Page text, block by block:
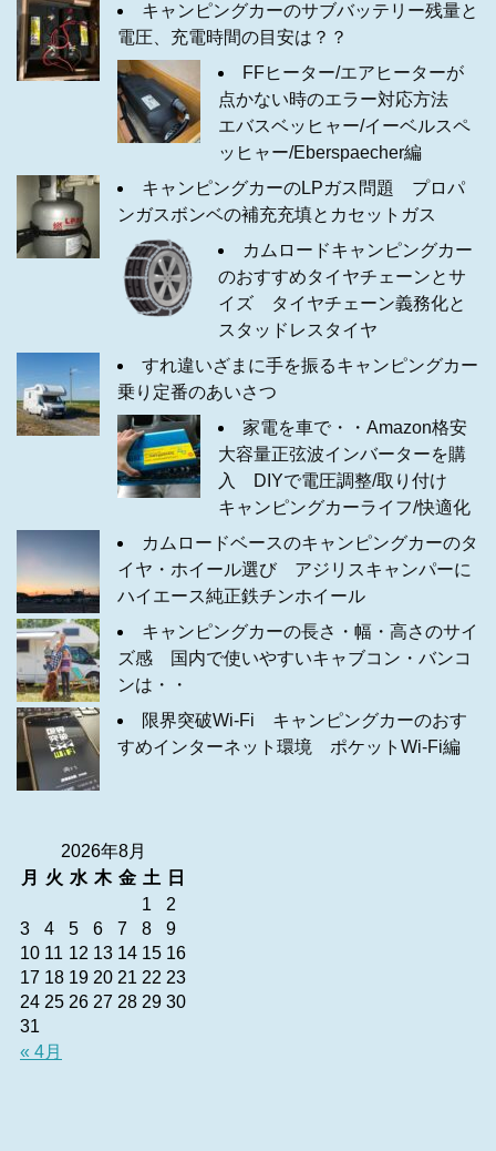
キャンピングカーのサブバッテリー残量と
電圧、充電時間の目安は？？
FFヒーター/エアヒーターが
点かない時のエラー対応方法
エバスベッヒャー/イーベルスペ
ッヒャー/Eberspaecher編
キャンピングカーのLPガス問題 プロパ
ンガスボンベの補充充填とカセットガス
カムロードキャンピングカー
のおすすめタイヤチェーンとサ
イズ タイヤチェーン義務化と
スタッドレスタイヤ
すれ違いざまに手を振るキャンピングカー
乗り定番のあいさつ
家電を車で・・Amazon格安
大容量正弦波インバーターを購
入 DIYで電圧調整/取り付け
キャンピングカーライフ/快適化
カムロードベースのキャンピングカーのタ
イヤ・ホイール選び アジリスキャンパーに
ハイエース純正鉄チンホイール
キャンピングカーの長さ・幅・高さのサイ
ズ感 国内で使いやすいキャブコン・バンコ
ンは・・
限界突破Wi-Fi キャンピングカーのおす
すめインターネット環境 ポケットWi-Fi編
2026年8月
月
火 水 木 金 土 日
« 4月
1
2
3
4 5 6 7 8
9
10 11 12 13 14 15 16
17 18 19 20 21 22 23
24 25 26 27 28 29 30
31